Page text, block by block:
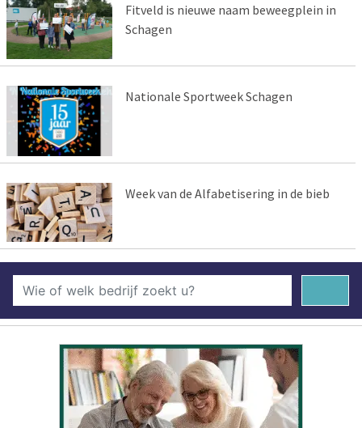
Fitveld is nieuwe naam beweegplein in
Schagen
Nationale Sportweek Schagen
Week van de Alfabetisering in de bieb